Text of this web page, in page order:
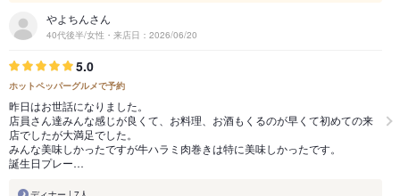
やよちんさん
40代後半/女性・来店日：2026/06/20
5.0
ホットペッパーグルメで予約
昨日はお世話になりました。
店員さん達みんな感じが良くて、お料理、お酒もくるのが早くて初めての来
店でしたが大満足でした。
みんな美味しかったですが牛ハラミ肉巻きは特に美味しかったです。
誕生日プレー…